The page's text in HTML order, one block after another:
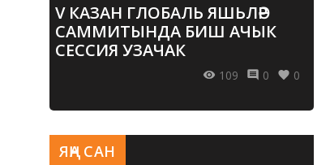
V КАЗАН ГЛОБАЛЬ ЯШЬЛӘР
САММИТЫНДА БИШ АЧЫК
СЕССИЯ УЗАЧАК
109 0 0
ЯҢА САН